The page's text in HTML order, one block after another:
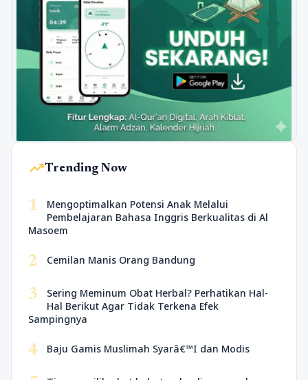
trending_upTrending Now
1
Mengoptimalkan Potensi Anak Melalui
Pembelajaran Bahasa Inggris Berkualitas di Al
Masoem
2 Cemilan Manis Orang Bandung
3
Sering Meminum Obat Herbal? Perhatikan Hal-
Hal Berikut Agar Tidak Terkena Efek
Sampingnya
4 Baju Gamis Muslimah Syarâ€™I dan Modis